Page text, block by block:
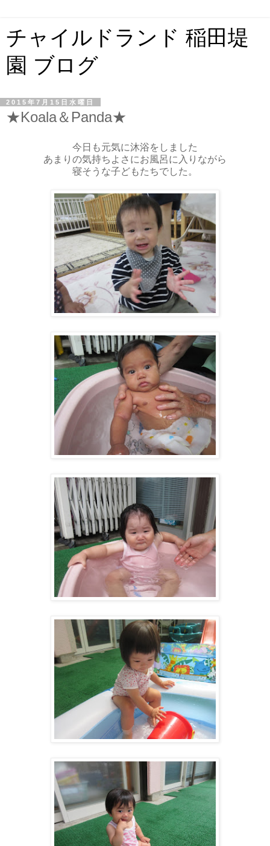
チャイルドランド 稲田堤
園 ブログ
2015年7月15日水曜日
★Koala＆Panda★
今日も元気に沐浴をしました
あまりの気持ちよさにお風呂に入りながら
寝そうな子どもたちでした。